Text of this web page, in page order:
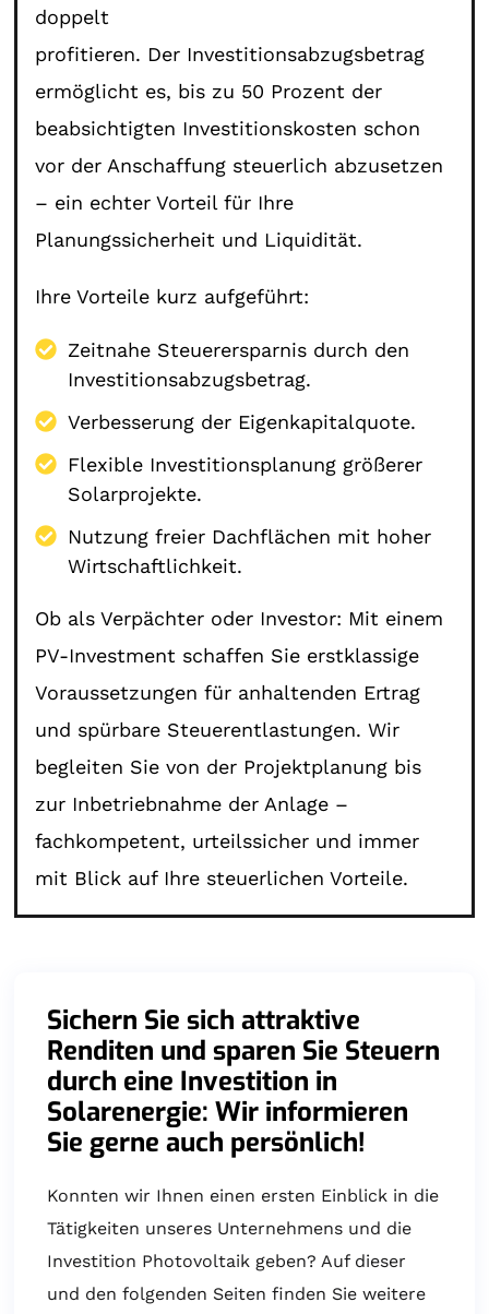
doppelt
profitieren. Der Investitionsabzugsbetrag
ermöglicht es, bis zu 50 Prozent der
beabsichtigten Investitionskosten schon
vor der Anschaffung steuerlich abzusetzen
– ein echter Vorteil für Ihre
Planungssicherheit und Liquidität.
Ihre Vorteile kurz aufgeführt:
Zeitnahe Steuerersparnis durch den
Investitionsabzugsbetrag.
Verbesserung der Eigenkapitalquote.
Flexible Investitionsplanung größerer
Solarprojekte.
Nutzung freier Dachflächen mit hoher
Wirtschaftlichkeit.
Ob als Verpächter oder Investor: Mit einem
PV-Investment schaffen Sie erstklassige
Voraussetzungen für anhaltenden Ertrag
und spürbare Steuerentlastungen. Wir
begleiten Sie von der Projektplanung bis
zur Inbetriebnahme der Anlage –
fachkompetent, urteilssicher und immer
mit Blick auf Ihre steuerlichen Vorteile.
Sichern Sie sich attraktive
Renditen und sparen Sie Steuern
durch eine Investition in
Solarenergie: Wir informieren
Sie gerne auch persönlich!
Konnten wir Ihnen einen ersten Einblick in die
Tätigkeiten unseres Unternehmens und die
Investition Photovoltaik geben? Auf dieser
und den folgenden Seiten finden Sie weitere